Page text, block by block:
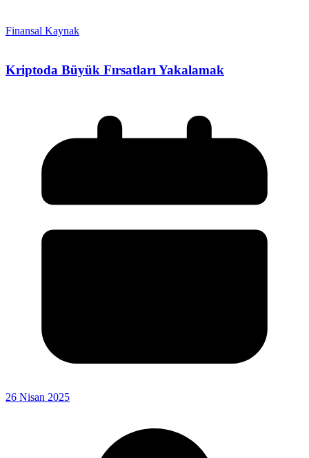
Finansal Kaynak
Kriptoda Büyük Fırsatları Yakalamak
26 Nisan 2025